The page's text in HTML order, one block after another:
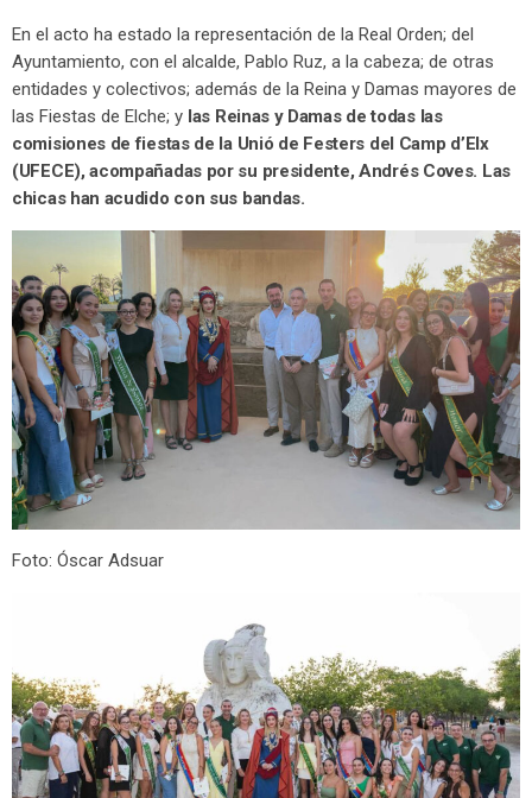
En el acto ha estado la representación de la Real Orden; del
Ayuntamiento, con el alcalde, Pablo Ruz, a la cabeza; de otras
entidades y colectivos; además de la Reina y Damas mayores de
las Fiestas de Elche; y las Reinas y Damas de todas las
comisiones de fiestas de la Unió de Festers del Camp d’Elx
(UFECE), acompañadas por su presidente, Andrés Coves. Las
chicas han acudido con sus bandas.
Foto: Óscar Adsuar